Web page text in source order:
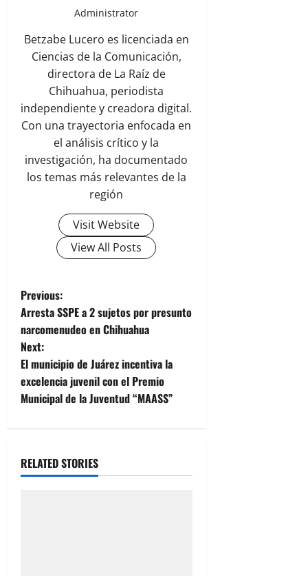
Administrator
Betzabe Lucero es licenciada en
Ciencias de la Comunicación,
directora de La Raíz de
Chihuahua, periodista
independiente y creadora digital.
Con una trayectoria enfocada en
el análisis crítico y la
investigación, ha documentado
los temas más relevantes de la
región
Visit Website
View All Posts
P
o
s
t
v
Previous:
Arresta SSPE a 2 sujetos por presunto
narcomenudeo en Chihuahua
Next:
El municipio de Juárez incentiva la
excelencia juvenil con el Premio
Municipal de la Juventud “MAASS”
RELATED STORIES